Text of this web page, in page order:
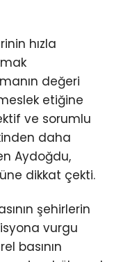
hızla
değeri
etiğine
ve sorumlu
daha
Aydoğdu,
dikkat çekti.
şehirlerin
vurgu
basının